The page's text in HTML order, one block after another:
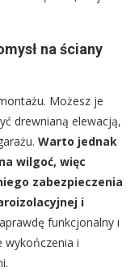
na ściany
Możesz je
drewnianą elewacją,
Warto jednak
wilgoć, więc
zabezpieczenia
i
funkcjonalny i
wykończenia i